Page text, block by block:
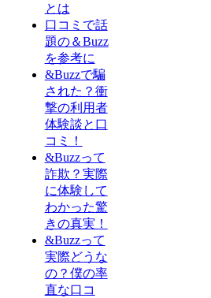
とは
口コミで話
題の＆Buzz
を参考に
&Buzzで騙
された？衝
撃の利用者
体験談と口
コミ！
&Buzzって
詐欺？実際
に体験して
わかった驚
きの真実！
&Buzzって
実際どうな
の？僕の率
直な口コ